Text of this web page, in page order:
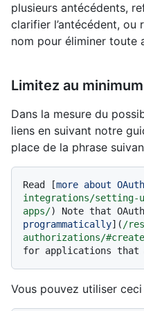
plusieurs antécédents,
clarifier l’antécédent,
nom pour éliminer toute
Limitez au
Dans la mesure du
liens en suivant notre
place de la phrase
Read [more about
integrations/setting-
apps/) Note that
programmatically](/
authorizations/
Vous pouvez utiliser ceci